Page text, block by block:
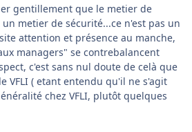
gentillement que le metier de
metier de sécurité...ce n'est pas un
attention et présence au manche,
managers" se contrebalancent
c'est sans nul doute de celà que
VFLI ( etant entendu qu'il ne s'agit
chez VFLI, plutôt quelques